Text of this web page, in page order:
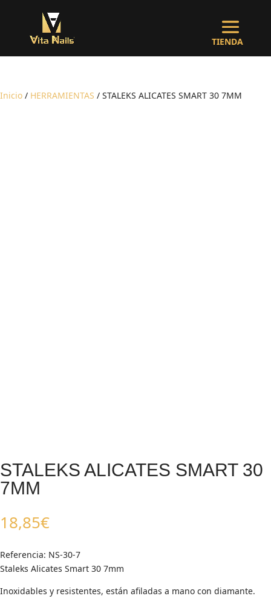
Inicio / HERRAMIENTAS / STALEKS ALICATES SMART 30 7MM
STALEKS ALICATES SMART 30
7MM
18,85€
Referencia: NS-30-7
Staleks Alicates Smart 30 7mm
Inoxidables y resistentes, están afiladas a mano con diamante.